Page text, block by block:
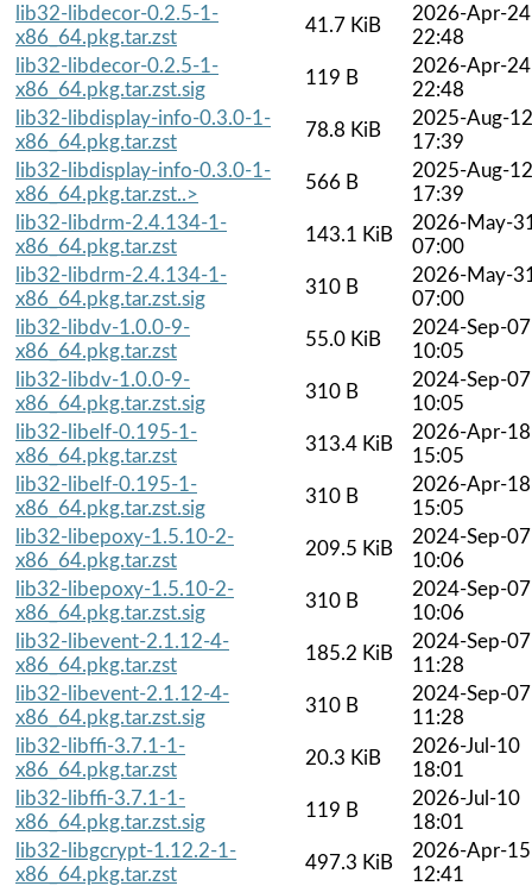
lib32-libdecor-0.2.5-1-
x86_64.pkg.tar.zst
41.7 KiB
2026-Apr-24
22:48
lib32-libdecor-0.2.5-1-
x86_64.pkg.tar.zst.sig
119 B
2026-Apr-24
22:48
lib32-libdisplay-info-0.3.0-1-
x86_64.pkg.tar.zst
78.8 KiB
2025-Aug-12
17:39
lib32-libdisplay-info-0.3.0-1-
x86_64.pkg.tar.zst..>
566 B
2025-Aug-12
17:39
lib32-libdrm-2.4.134-1-
x86_64.pkg.tar.zst
143.1 KiB
2026-May-
07:00
lib32-libdrm-2.4.134-1-
x86_64.pkg.tar.zst.sig
310 B
2026-May-
07:00
lib32-libdv-1.0.0-9-
x86_64.pkg.tar.zst
55.0 KiB
2024-Sep-07
10:05
lib32-libdv-1.0.0-9-
x86_64.pkg.tar.zst.sig
310 B
2024-Sep-07
10:05
lib32-libelf-0.195-1-
x86_64.pkg.tar.zst
313.4 KiB
2026-Apr-18
15:05
lib32-libelf-0.195-1-
x86_64.pkg.tar.zst.sig
310 B
2026-Apr-18
15:05
lib32-libepoxy-1.5.10-2-
x86_64.pkg.tar.zst
209.5 KiB
2024-Sep-07
10:06
lib32-libepoxy-1.5.10-2-
x86_64.pkg.tar.zst.sig
310 B
2024-Sep-07
10:06
lib32-libevent-2.1.12-4-
x86_64.pkg.tar.zst
185.2 KiB
2024-Sep-07
11:28
lib32-libevent-2.1.12-4-
x86_64.pkg.tar.zst.sig
310 B
2024-Sep-07
11:28
lib32-libffi-3.7.1-1-
x86_64.pkg.tar.zst
20.3 KiB
2026-Jul-10
18:01
lib32-libffi-3.7.1-1-
x86_64.pkg.tar.zst.sig
119 B
2026-Jul-10
18:01
lib32-libgcrypt-1.12.2-1-
x86_64.pkg.tar.zst
497.3 KiB
2026-Apr-15
12:41